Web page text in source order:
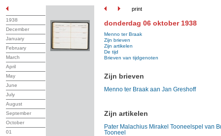
print
1938
December
January
February
March
April
May
June
July
August
September
October
01
donderdag 06 oktober 1938
Menno ter Braak
Zijn brieven
Zijn artikelen
De tijd
Brieven van tijdgenoten
Zijn brieven
Menno ter Braak aan Jan Greshoff
Zijn artikelen
Pater Malachius Mirakel Tooneelspel van
Tooneel